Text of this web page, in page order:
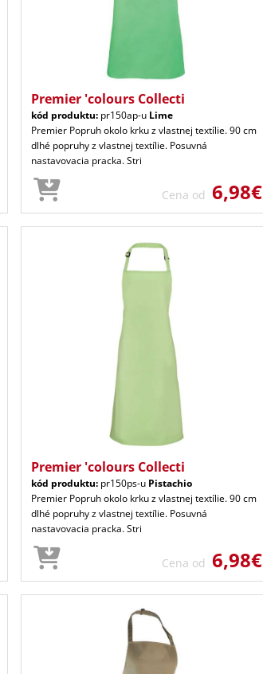
Premier 'colours Collecti
kód produktu: pr150ap-u Lime
Premier Popruh okolo krku z vlastnej textílie. 90 cm
dlhé popruhy z vlastnej textílie. Posuvná
nastavovacia pracka. Stri
Cena od 6,98€
Premier 'colours Collecti
kód produktu: pr150ps-u Pistachio
Premier Popruh okolo krku z vlastnej textílie. 90 cm
dlhé popruhy z vlastnej textílie. Posuvná
nastavovacia pracka. Stri
Cena od 6,98€